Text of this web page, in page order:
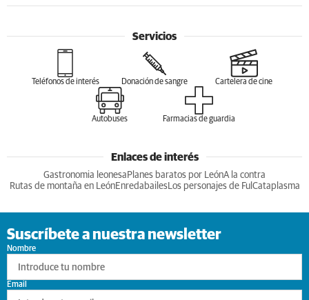
Servicios
Teléfonos de interés Donación de sangre Cartelera de cine
Autobuses Farmacias de guardia
Enlaces de interés
Gastronomia leonesa Planes baratos por LeónA la contra
Rutas de montaña en LeónEnredabailesLos personajes de Ful Cataplasma
Suscríbete a nuestra newsletter
Nombre
Email